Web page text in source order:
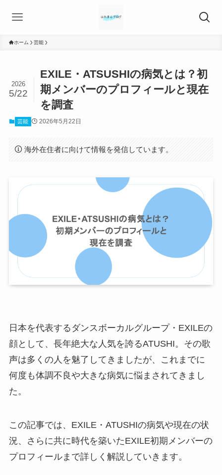
ホーム 芸能
EXILE・ATSUSHIの病気とは？初
期メンバーのプロフィールと現在
を調査
2026
5/22
芸能 2026年5月22日
海外在住者に向けて情報を発信しています。
日本を代表するダンスボーカルグループ・EXILEの
顔として、長年絶大な人気を誇るATUSHI。その歌
声は多くの人を魅了してきましたが、これまでに
何度も体調不良や大きな病気に悩まされてきまし
た。
この記事では、EXILE・ATUSHIの病気や現在の状
況、さらに共に時代を築いたEXILE初期メンバーの
プロフィールまで詳しく解説していきます。